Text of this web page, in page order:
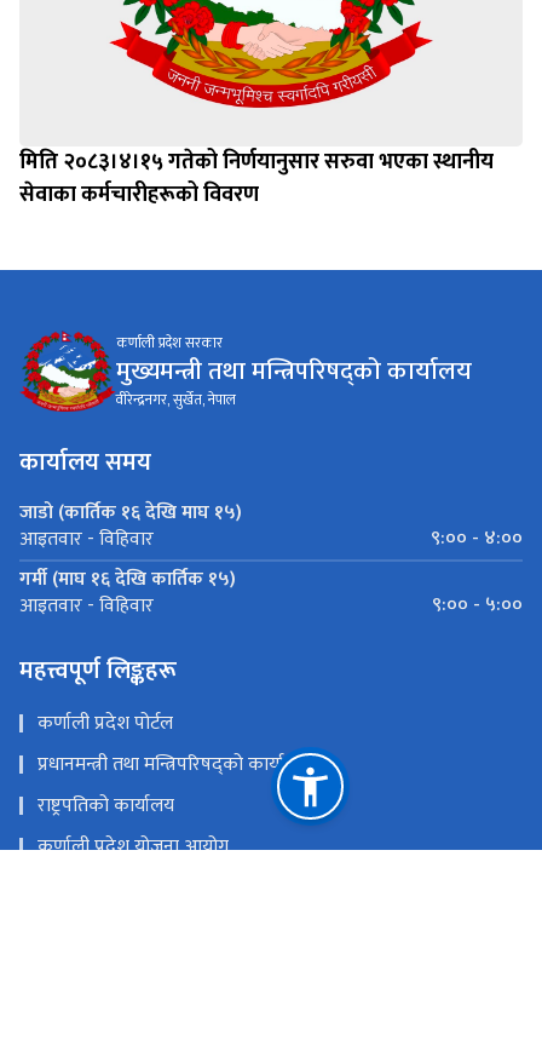
मिति २०८३।४।१५ गतेको निर्णयानुसार सरुवा भएका स्थानीय
सेवाका कर्मचारीहरूको विवरण
कर्णाली प्रदेश सरकार
मुख्यमन्त्री तथा मन्त्रिपरिषद्को कार्यालय
वीरेन्द्रनगर, सुर्खेत, नेपाल
कार्यालय समय
जाडो (कार्तिक १६ देखि माघ १५)
आइतवार - विहिवार
९:०० - ४:००
गर्मी (माघ १६ देखि कार्तिक १५)
आइतवार - विहिवार ९:०० - ५:००
महत्त्वपूर्ण लिङ्कहरू
कर्णाली प्रदेश पोर्टल
प्रधानमन्त्री तथा मन्त्रिपरिषद्को कार्यालय
राष्ट्रपतिको कार्यालय
कर्णाली प्रदेश योजना आयोग